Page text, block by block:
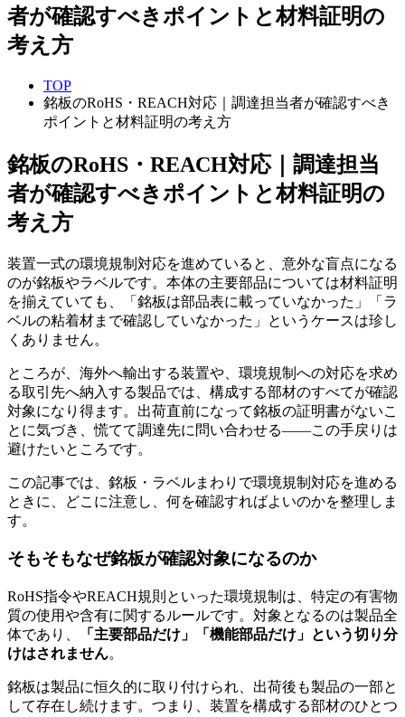
者が確認すべきポイントと材料証明の
考え方
TOP
銘板のRoHS・REACH対応｜調達担当者が確認すべき
ポイントと材料証明の考え方
銘板のRoHS・REACH対応｜調達担当
者が確認すべきポイントと材料証明の
考え方
装置一式の環境規制対応を進めていると、意外な盲点になる
のが銘板やラベルです。本体の主要部品については材料証明
を揃えていても、「銘板は部品表に載っていなかった」「ラ
ベルの粘着材まで確認していなかった」というケースは珍し
くありません。
ところが、海外へ輸出する装置や、環境規制への対応を求め
る取引先へ納入する製品では、構成する部材のすべてが確認
対象になり得ます。出荷直前になって銘板の証明書がないこ
とに気づき、慌てて調達先に問い合わせる——この手戻りは
避けたいところです。
この記事では、銘板・ラベルまわりで環境規制対応を進める
ときに、どこに注意し、何を確認すればよいのかを整理しま
す。
そもそもなぜ銘板が確認対象になるのか
RoHS指令やREACH規則といった環境規制は、特定の有害物
質の使用や含有に関するルールです。対象となるのは製品全
体であり、
「主要部品だけ」「機能部品だけ」という切り分
けはされません。
銘板は製品に恒久的に取り付けられ、出荷後も製品の一部と
して存在し続けます。つまり、装置を構成する部材のひとつ